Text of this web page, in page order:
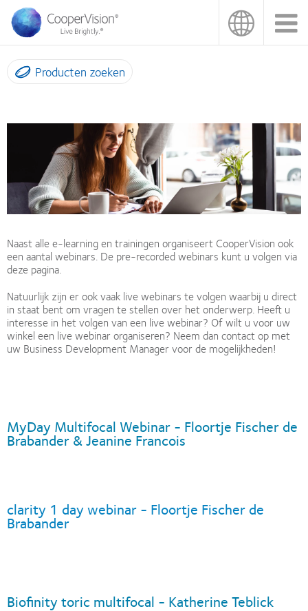
Overslaan
naar
de
inhoud
gaan
Producten zoeken
Naast alle e-learning en trainingen organiseert CooperVision ook
een aantal webinars. De pre-recorded webinars kunt u volgen via
deze pagina.
Natuurlijk zijn er ook vaak live webinars te volgen waarbij u direct
in staat bent om vragen te stellen over het onderwerp. Heeft u
interesse in het volgen van een live webinar? Of wilt u voor uw
winkel een live webinar organiseren? Neem dan contact op met
uw Business Development Manager voor de mogelijkheden!
MyDay Multifocal Webinar - Floortje Fischer de
Brabander & Jeanine Francois
clarity 1 day webinar - Floortje Fischer de
Brabander
Biofinity toric multifocal - Katherine Teblick